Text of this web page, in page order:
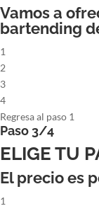
Vamos a
bartending
1
2
3
4
Regresa al paso 1
Paso 3/4
ELIGE TU
El precio es
1